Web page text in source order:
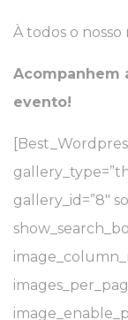
À todos o
Acompanhem
evento!
gallery_id=”8″